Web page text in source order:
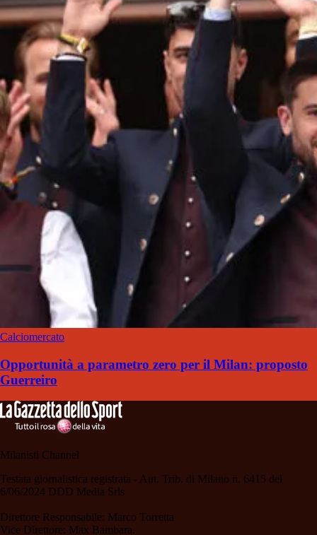
Calciomercato
Opportunità a parametro zero per il Milan: proposto
Guerreiro
Milanisti Channel
Testata giornalistica registrata - Aut. Trib. di Milano n. 6415 del
6/06/2024 DDD Media Srls
Direttore Responsabile: Marco Torretta
Vice Direttore: Max Bambara.